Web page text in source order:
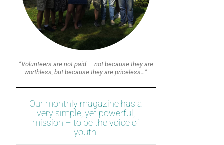
“Volunteers are not paid — not because they are
worthless, but because they are priceless…”
Our monthly magazine has a
very simple, yet powerful,
mission – to be the voice of
youth.